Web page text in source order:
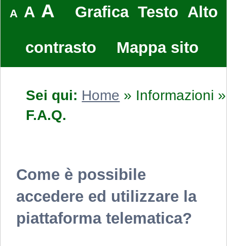
A A A Grafica Testo Alto
contrasto
Mappa sito
Sei qui: Home » Informazioni »
F.A.Q.
Come è possibile
accedere ed utilizzare la
piattaforma telematica?